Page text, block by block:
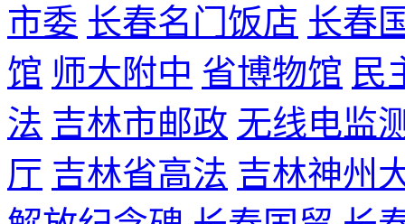
市委 长春名门饭店 长春
馆 师大附中 省博物馆 民
法 吉林市邮政 无线电监
厅 吉林省高法 吉林神州